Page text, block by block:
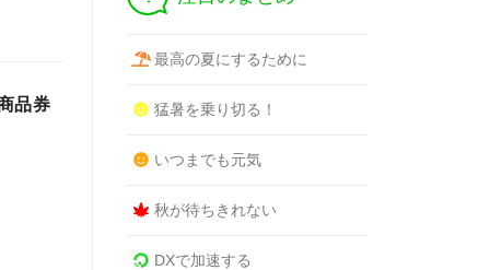
品券
最高の夏にするために
猛暑を乗り切る！
いつまでも元気
秋が待ちきれない
DXで加速する